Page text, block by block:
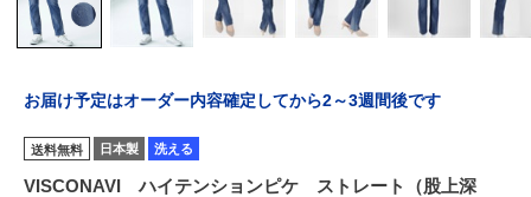
お届け予定はオーダー内容確定してから2～3週間後です
送料無料 日本製 洗える
VISCONAVI ハイテンションピケ ストレート（股上深